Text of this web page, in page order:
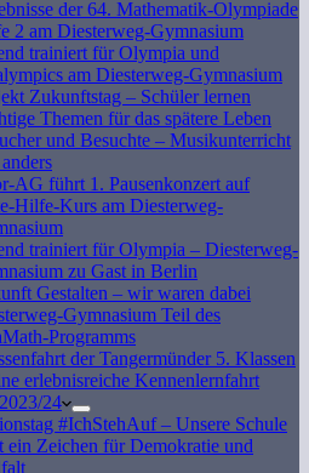
der 64. Mathematik-Olympiade
2 am Diesterweg-Gymnasium
trainiert für Olympia und
am Diesterweg-Gymnasium
Zukunftstag – Schüler lernen
Themen für das spätere Leben
und Besuchte – Musikunterricht
AG führt 1. Pausenkonzert auf
Hilfe-Kurs am Diesterweg-
trainiert für Olympia – Diesterweg-
zu Gast in Berlin
Gestalten – wir waren dabei
Gymnasium Teil des
Programms
der Tangermünder 5. Klassen
erlebnisreiche Kennenlernfahrt
24
#IchStehAuf – Unsere Schule
ein Zeichen für Demokratie und